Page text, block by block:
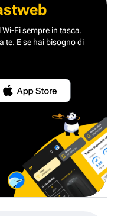
Fi sempre in tasca.
te. E se hai bisogno di